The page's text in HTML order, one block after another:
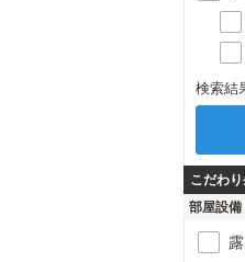
検索結
こだわ
部屋設備